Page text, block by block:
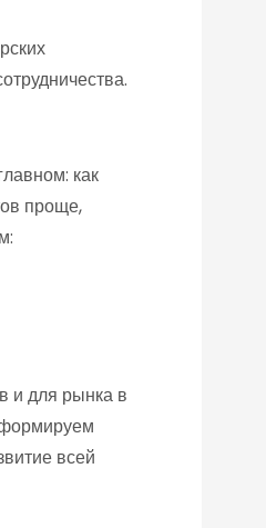
как
проще,
и для рынка в
всей